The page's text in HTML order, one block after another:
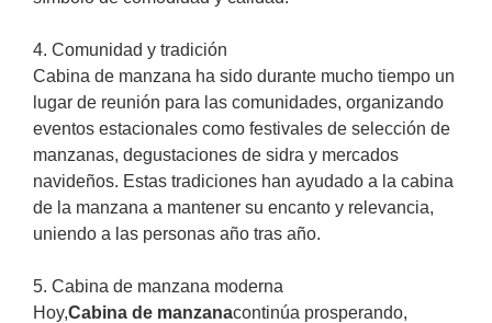
4. Comunidad y tradición
Cabina de manzana ha sido durante mucho tiempo un
lugar de reunión para las comunidades, organizando
eventos estacionales como festivales de selección de
manzanas, degustaciones de sidra y mercados
navideños. Estas tradiciones han ayudado a la cabina
de la manzana a mantener su encanto y relevancia,
uniendo a las personas año tras año.
5. Cabina de manzana moderna
Hoy,Cabina de manzanacontinúa prosperando,